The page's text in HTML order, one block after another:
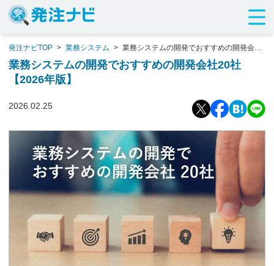
発注ナビTOP > 業務システム > 業務システムの開発でおすすめの開発会社
20社【2026年版】
業務システムの開発でおすすめの開発会社20社
【2026年版】
2026.02.25